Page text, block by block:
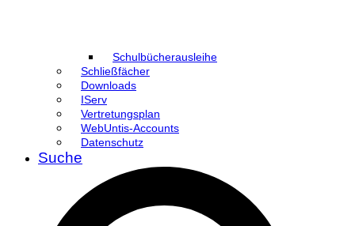
Schulbücherausleihe
Schließfächer
Downloads
IServ
Vertretungsplan
WebUntis-Accounts
Datenschutz
Suche